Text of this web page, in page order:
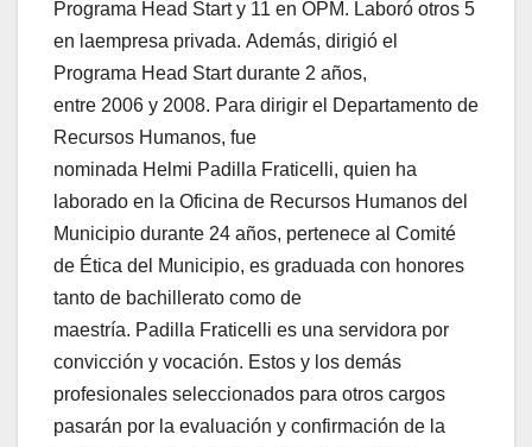
Programa Head Start y 11 en OPM. Laboró otros 5
en laempresa privada. Además, dirigió el
Programa Head Start durante 2 años,
entre 2006 y 2008. Para dirigir el Departamento de
Recursos Humanos, fue
nominada Helmi Padilla Fraticelli, quien ha
laborado en la Oficina de Recursos Humanos del
Municipio durante 24 años, pertenece al Comité
de Ética del Municipio, es graduada con honores
tanto de bachillerato como de
maestría. Padilla Fraticelli es una servidora por
convicción y vocación. Estos y los demás
profesionales seleccionados para otros cargos
pasarán por la evaluación y confirmación de la